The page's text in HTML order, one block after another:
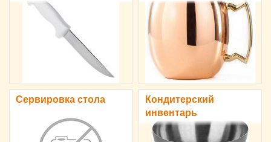
Сервировка стола
Кондитерский
инвентарь